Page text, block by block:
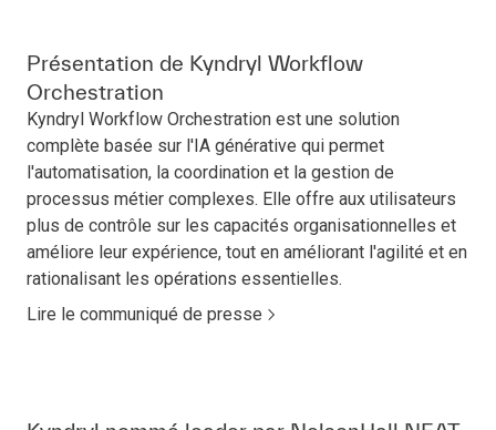
Présentation de Kyndryl Workflow
Orchestration
Kyndryl Workflow Orchestration est une solution
complète basée sur l'IA générative qui permet
l'automatisation, la coordination et la gestion de
processus métier complexes. Elle offre aux utilisateurs
plus de contrôle sur les capacités organisationnelles et
améliore leur expérience, tout en améliorant l'agilité et en
rationalisant les opérations essentielles.
Lire le communiqué de presse